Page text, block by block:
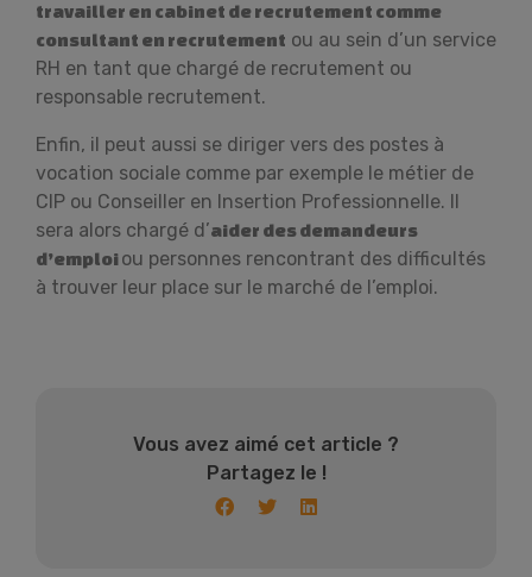
travailler en cabinet de recrutement comme
consultant en recrutement ou au sein d’un service
RH en tant que chargé de recrutement ou
responsable recrutement.
Enfin, il peut aussi se diriger vers des postes à
vocation sociale comme par exemple le métier de
CIP ou Conseiller en Insertion Professionnelle. Il
sera alors chargé d’aider des demandeurs
d’emploiou personnes rencontrant des difficultés
à trouver leur place sur le marché de l’emploi.
Vous avez aimé cet article ?
Partagez le !